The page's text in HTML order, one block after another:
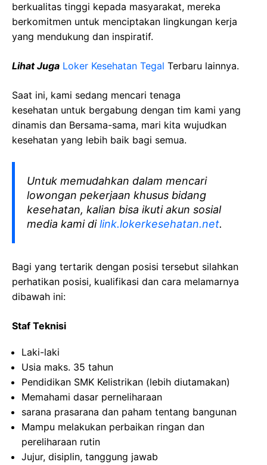
berkualitas tinggi kepada masyarakat, mereka
berkomitmen untuk menciptakan lingkungan kerja
yang mendukung dan inspiratif.
Lihat Juga Loker Kesehatan Tegal Terbaru lainnya.
Saat ini, kami sedang mencari tenaga
kesehatan untuk bergabung dengan tim kami yang
dinamis dan Bersama-sama, mari kita wujudkan
kesehatan yang lebih baik bagi semua.
Untuk memudahkan dalam mencari
lowongan pekerjaan khusus bidang
kesehatan, kalian bisa ikuti akun sosial
media kami dilink.lokerkesehatan.net.
Bagi yang tertarik dengan posisi tersebut silahkan
perhatikan posisi, kualifikasi dan cara melamarnya
dibawah ini:
Staf Teknisi
Laki-laki
Usia maks. 35 tahun
Pendidikan SMK Kelistrikan (lebih diutamakan)
Memahami dasar perneliharaan
sarana prasarana dan paham tentang bangunan
Mampu melakukan perbaikan ringan dan
pereliharaan rutin
Jujur, disiplin, tanggung jawab